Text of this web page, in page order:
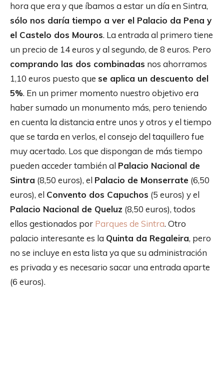
hora que era y que íbamos a estar un día en Sintra,
sólo nos daría tiempo a ver el Palacio da Pena y
el Castelo dos Mouros. La entrada al primero tiene
un precio de 14 euros y al segundo, de 8 euros. Pero
comprando las dos combinadas nos ahorramos
1,10 euros puesto que se aplica un descuento del
5%. En un primer momento nuestro objetivo era
haber sumado un monumento más, pero teniendo
en cuenta la distancia entre unos y otros y el tiempo
que se tarda en verlos, el consejo del taquillero fue
muy acertado. Los que dispongan de más tiempo
pueden acceder también al Palacio Nacional de
Sintra (8,50 euros), el Palacio de Monserrate (6,50
euros), el Convento dos Capuchos (5 euros) y el
Palacio Nacional de Queluz (8,50 euros), todos
ellos gestionados por Parques de Sintra. Otro
palacio interesante es la Quinta da Regaleira, pero
no se incluye en esta lista ya que su administración
es privada y es necesario sacar una entrada aparte
(6 euros).